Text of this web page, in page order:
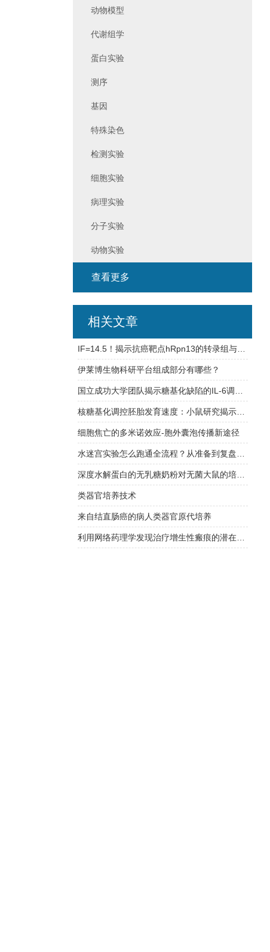
动物模型
代谢组学
蛋白实验
测序
基因
特殊染色
检测实验
细胞实验
病理实验
分子实验
动物实验
查看更多
相关文章
IF=14.5！揭示抗癌靶点hRpn13的转录组与蛋白组调控机制
伊莱博生物科研平台组成部分有哪些？
核糖基化调控胚胎发育速度：小鼠研究揭示关键机制 ——PNAS最新研究
细胞焦亡的多米诺效应-胞外囊泡传播新途径
深度水解蛋白的无乳糖奶粉对无菌大鼠的培育有何作用
类器官培养技术
来自结直肠癌的病人类器官原代培养
利用网络药理学发现治疗增生性瘢痕的潜在药物